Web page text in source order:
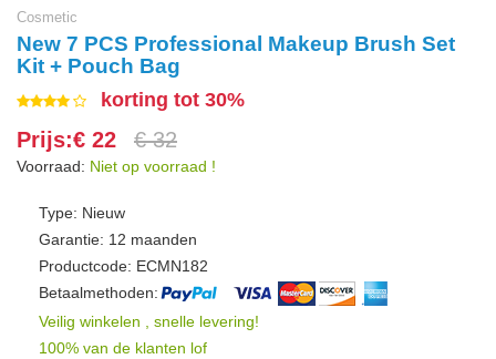
Cosmetic
New 7 PCS Professional Makeup Brush Set
Kit + Pouch Bag
korting tot 30%
Prijs:€ 22 € 32
Voorraad: Niet op voorraad !
Type: Nieuw
Garantie: 12 maanden
Productcode: ECMN182
Betaalmethoden:
Veilig winkelen , snelle levering!
100% van de klanten lof